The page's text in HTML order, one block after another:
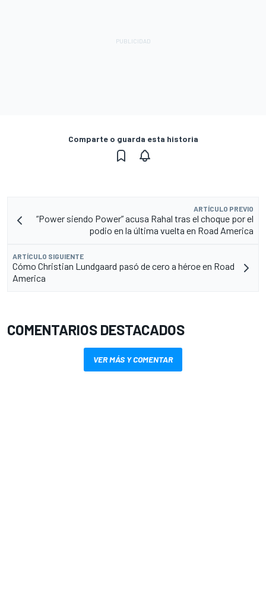
Comparte o guarda esta historia
ARTÍCULO PREVIO
“Power siendo Power” acusa Rahal tras el choque por el
podio en la última vuelta en Road America
ARTÍCULO SIGUIENTE
Cómo Christian Lundgaard pasó de cero a héroe en Road
America
COMENTARIOS DESTACADOS
VER MÁS Y COMENTAR